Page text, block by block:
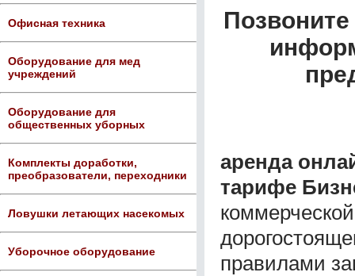
Офисная техника
Оборудование для мед
учреждений
Оборудование для
общественных уборных
Комплекты доработки,
преобразователи, переходники
Ловушки летающих насекомых
Уборочное оборудование
аренда
тарифе
правилами